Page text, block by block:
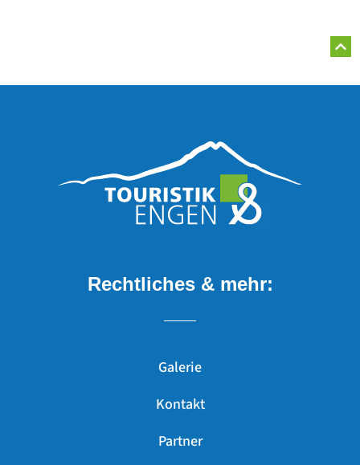
Rechtliches & mehr:
Galerie
Kontakt
Partner